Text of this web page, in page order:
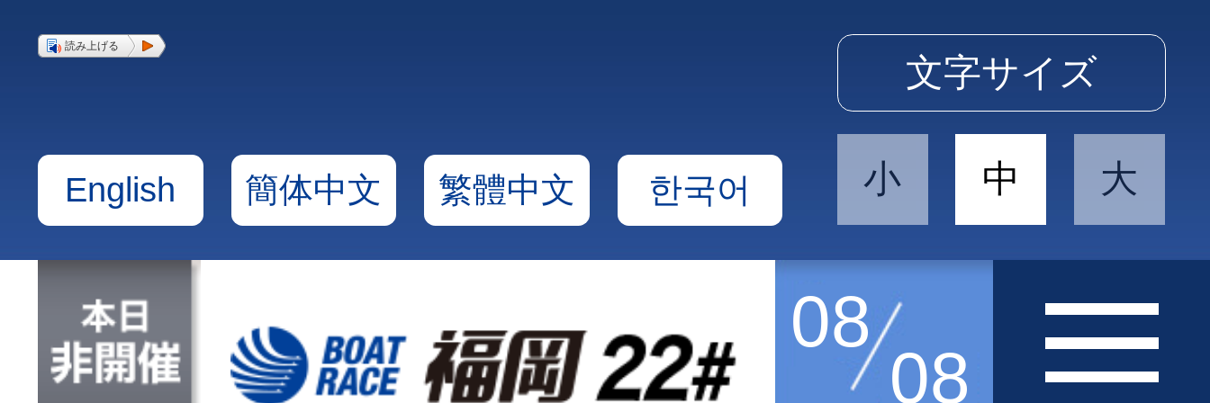
読み上げる
English 簡体中文 繁體中文 한국어
文字サイズ
小 中 大
08
08